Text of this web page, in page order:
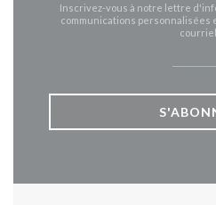
Inscrivez-vous à notre lettre
communications personnalisées
courriel.